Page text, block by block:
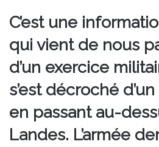
C’est une
qui vient de nous
d’un exercice
s’est décroché
en passant au-
Landes. L’armée